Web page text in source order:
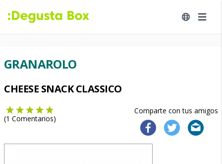
GRANAROLO
CHEESE SNACK CLASSICO
Comparte con tus amigos
(1 Comentarios)